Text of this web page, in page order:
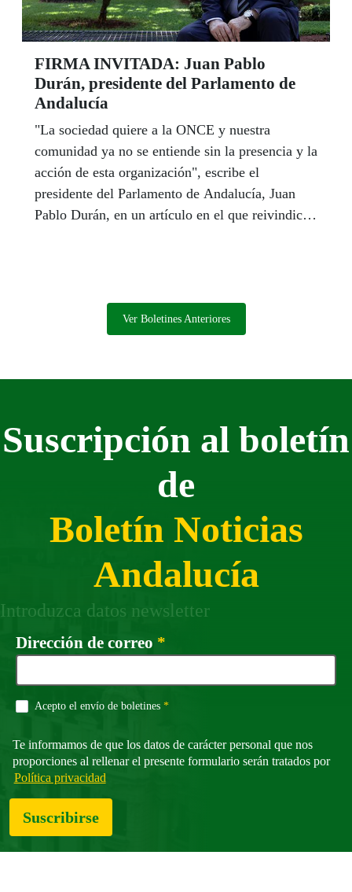
FIRMA INVITADA: Juan Pablo
Durán, presidente del Parlamento de
Andalucía
"La sociedad quiere a la ONCE y nuestra
comunidad ya no se entiende sin la presencia y la
acción de esta organización", escribe el
presidente del Parlamento de Andalucía, Juan
Pablo Durán, en un artículo en el que reivindica
actor principal para construir entre todos la
Andalucía de la integración y la igualdad real".
Ver Boletines Anteriores
Suscripción al boletín
de
Boletín Noticias
Andalucía
Introduzca datos newsletter
Dirección de correo *
Acepto el envío de boletines *Campo obligatorio
Te informamos de que los datos de carácter personal que nos
proporciones al rellenar el presente formulario serán tratados por
Política privacidad
Suscribirse